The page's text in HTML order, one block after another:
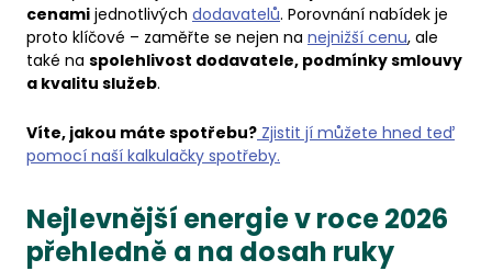
cenami jednotlivých dodavatelů. Porovnání nabídek je
proto klíčové – zaměřte se nejen na nejnižší cenu, ale
také na spolehlivost dodavatele, podmínky smlouvy
a kvalitu služeb.
Víte, jakou máte spotřebu? Zjistit jí můžete hned teď
pomocí naší kalkulačky spotřeby.
Nejlevnější energie v roce 2026
přehledně a na dosah ruky